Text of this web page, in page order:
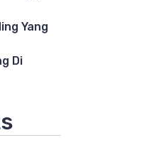
Yang
Di